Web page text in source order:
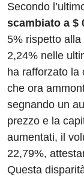
Secondo
scambiato a $
5% rispetto alla
2,24% nelle
ha rafforzato la
che ora
segnando un
prezzo e la
aumentati, il
22,79%,
Questa